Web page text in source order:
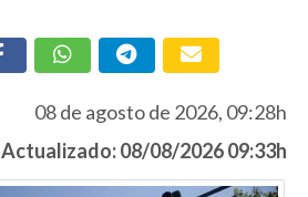
08 de agosto de 2026, 09:28h
Actualizado: 08/08/2026 09:33h